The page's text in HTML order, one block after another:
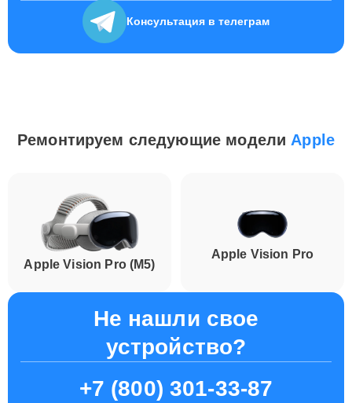
Консультация в телеграм
Ремонтируем следующие модели Apple
Apple Vision Pro (M5)
Apple Vision Pro
Не нашли свое
устройство?
+7 (800) 301-33-87